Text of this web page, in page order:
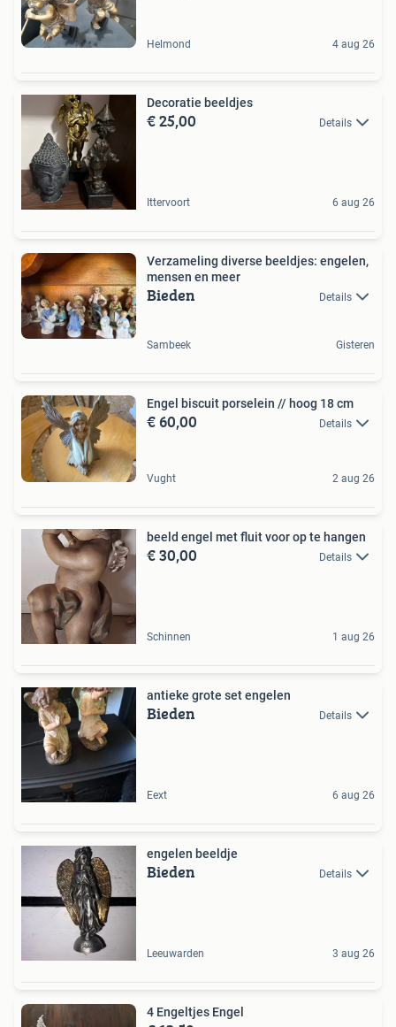
Helmond 4 aug 26
Decoratie beeldjes
€ 25,00 Details
Ittervoort 6 aug 26
Verzameling diverse beeldjes: engelen,
mensen en meer
Bieden Details
Sambeek Gisteren
Engel biscuit porselein // hoog 18 cm
€ 60,00 Details
Vught 2 aug 26
beeld engel met fluit voor op te hangen
€ 30,00 Details
Schinnen 1 aug 26
antieke grote set engelen
Bieden Details
Eext 6 aug 26
engelen beeldje
Bieden Details
Leeuwarden 3 aug 26
4 Engeltjes Engel